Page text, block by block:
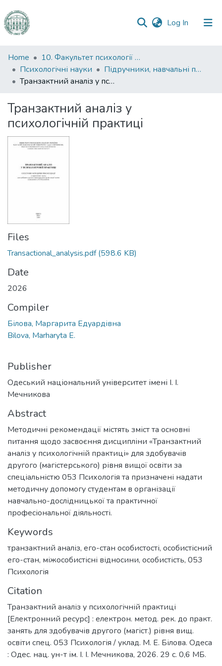
Log In (current)
Communities
&
Collections
Statistics
Home
10. Факультет психології та соціальної роботи
Психологічні науки
Підручники, навчальні посібники та інші науково- та навчально-методичні праці ФПСР (Психологічні науки)
Транзактний аналіз у психологічній практиці
Транзактний аналіз у
психологічній практиці
Files
Transactional_analysis.pdf(598.6 KB)
Date
2026
Compiler
Білова, Маргарита Едуардівна
Bilova, Marharyta E.
Publisher
Одеський національний університет імені І. І.
Мечникова
Abstract
Методичні рекомендації містять зміст та основні
питання щодо засвоєння дисципліни «Транзактний
аналіз у психологічній практиці» для здобувачів
другого (магістерського) рівня вищої освіти за
спеціальністю 053 Психологія та призначені надати
методичну допомогу студентам в організації
навчально-дослідницької та практичної
професіональної діяльності.
Keywords
транзактний аналіз, его-стан особистості, особистісний
его-стан, міжособистісні відносини, особистість, 053
Психологія
Citation
Транзактний аналіз у психологічній практиці
[Електронний ресурс] : електрон. метод. рек. до практ.
занять для здобувачів другого (магіст.) рівня вищ.
освіти спец. 053 Психологія / уклад. М. Е. Білова. Одеса
: Одес. нац. ун-т ім. І. І. Мечникова, 2026. 29 с. 0,6 МБ.